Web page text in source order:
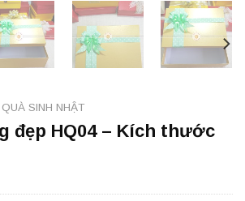
SINH NHẬT
đẹp HQ04 – Kích thước